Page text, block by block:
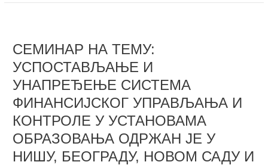
СЕМИНАР НА ТЕМУ:
УСПОСТАВЉАЊЕ И
УНАПРЕЂЕЊЕ СИСТЕМА
ФИНАНСИЈСКОГ УПРАВЉАЊА И
КОНТРОЛЕ У УСТАНОВАМА
ОБРАЗОВАЊА ОДРЖАН ЈЕ У
НИШУ, БЕОГРАДУ, НОВОМ САДУ И
ТЕМУ:
УСПОСТАВЉАЊЕ
И
УНАПРЕЂЕЊЕ
СИСТЕМА
УПРАВЉАЊА
И
КОНТРОЛЕ